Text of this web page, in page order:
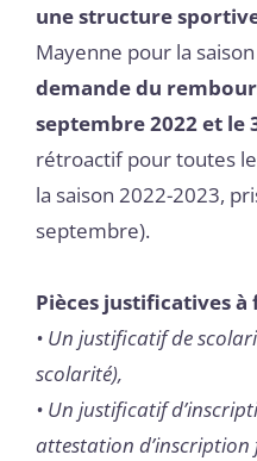
une structure
Mayenne pour la
demande du
septembre 2022 et le
rétroactif pour toutes
la saison 2022-2023,
septembre).
Pièces justificatives
• Un justificatif de
scolarité),
• Un justificatif
attestation d’inscription